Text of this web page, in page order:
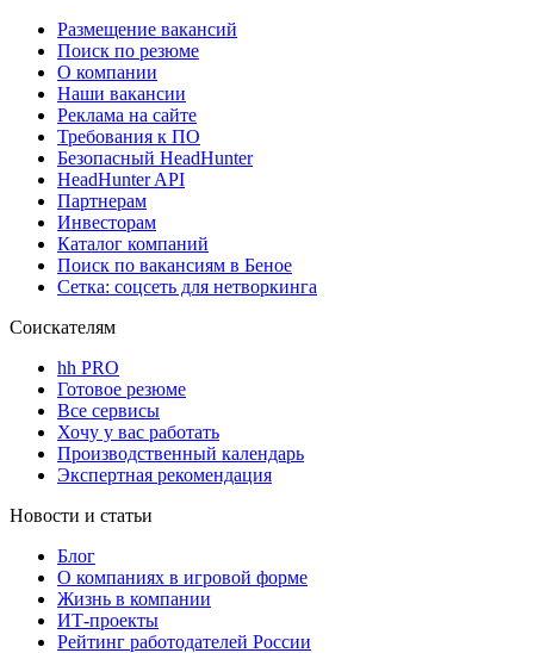
Размещение вакансий
Поиск по резюме
О компании
Наши вакансии
Реклама на сайте
Требования к ПО
Безопасный HeadHunter
HeadHunter API
Партнерам
Инвесторам
Каталог компаний
Поиск по вакансиям в Беное
Сетка: соцсеть для нетворкинга
Соискателям
hh PRO
Готовое резюме
Все сервисы
Хочу у вас работать
Производственный календарь
Экспертная рекомендация
Новости и статьи
Блог
О компаниях в игровой форме
Жизнь в компании
ИТ-проекты
Рейтинг работодателей России